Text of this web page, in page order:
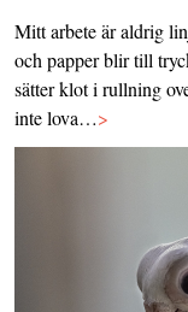
Mitt arbete är aldrig
och papper blir till
sätter klot i rullning
inte lova…>